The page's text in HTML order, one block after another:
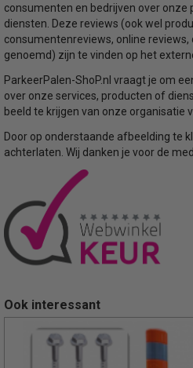
consumenten en bedrijven over onze
diensten. Deze reviews (ook wel
consumentenreviews, online
genoemd) zijn te vinden op het
ParkeerPalen-ShoP.nl vraagt je om
over onze services, producten of
beeld te krijgen van onze organisatie
Door op onderstaande afbeelding te
achterlaten. Wij danken je voor de
Ook interessant